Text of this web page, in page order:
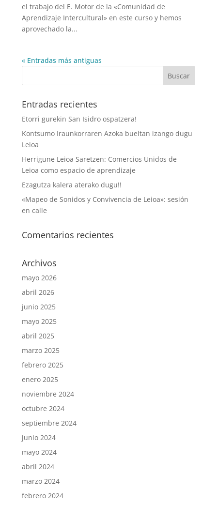
el trabajo del E. Motor de la «Comunidad de
Aprendizaje Intercultural» en este curso y hemos
aprovechado la...
« Entradas más antiguas
Entradas recientes
Etorri gurekin San Isidro ospatzera!
Kontsumo Iraunkorraren Azoka bueltan izango dugu
Leioa
Herrigune Leioa Saretzen: Comercios Unidos de
Leioa como espacio de aprendizaje
Ezagutza kalera aterako dugu!!
«Mapeo de Sonidos y Convivencia de Leioa»: sesión
en calle
Comentarios recientes
Archivos
mayo 2026
abril 2026
junio 2025
mayo 2025
abril 2025
marzo 2025
febrero 2025
enero 2025
noviembre 2024
octubre 2024
septiembre 2024
junio 2024
mayo 2024
abril 2024
marzo 2024
febrero 2024